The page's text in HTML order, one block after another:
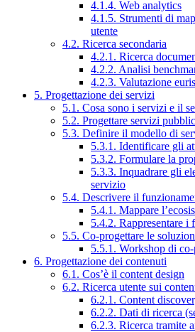
4.1.4. Web analytics
4.1.5. Strumenti di
utente
4.2. Ricerca secondaria
4.2.1. Ricerca
4.2.2. Analisi
4.2.3. Valutazione
5. Progettazione dei servizi
5.1. Cosa sono i servizi e il
5.2. Progettare servizi
5.3. Definire il modello di
5.3.1. Identificare gli
5.3.2. Formulare la
5.3.3. Inquadrare gli
servizio
5.4. Descrivere il
5.4.1. Mappare
5.4.2. Rappresentare i
5.5. Co-progettare le
5.5.1. Workshop di
6. Progettazione dei contenuti
6.1. Cos’è il content design
6.2. Ricerca utente sui
6.2.1. Content
6.2.2. Dati di ricerca
6.2.3. Ricerca tramite